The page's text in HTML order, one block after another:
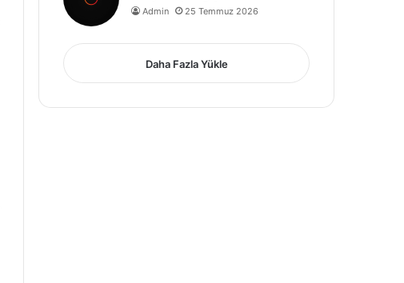
Admin 25 Temmuz 2026
Daha Fazla Yükle